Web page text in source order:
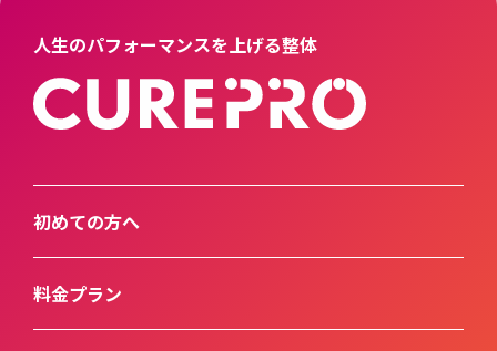
人生のパフォーマンスを上げる整体
初めての方へ
料金プラン